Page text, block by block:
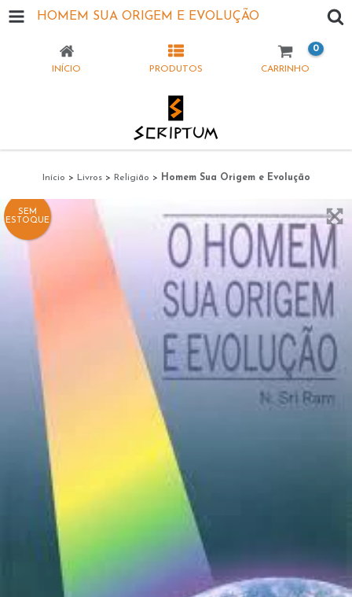
HOMEM SUA ORIGEM E EVOLUÇÃO
INÍCIO PRODUTOS CARRINHO
0
Início > Livros > Religião > Homem Sua Origem e Evolução
SEM
ESTOQUE